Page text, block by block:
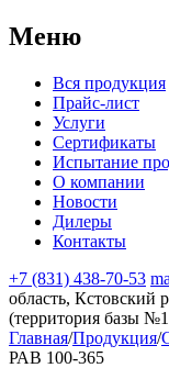
Меню
Вся продукция
Прайс-лист
Услуги
Сертификаты
Испытание
О компании
Новости
Дилеры
Контакты
+7 (831) 438-70-53
область, Кстовский
(территория базы
Главная/Продукция/
РАВ 100-365